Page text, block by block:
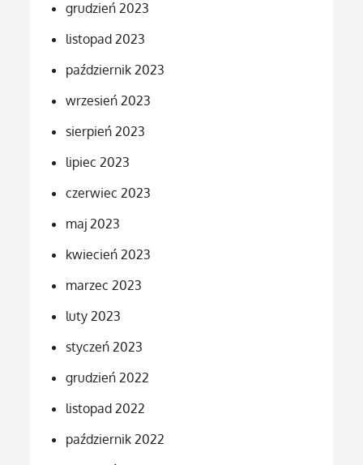
grudzień 2023
listopad 2023
październik 2023
wrzesień 2023
sierpień 2023
lipiec 2023
czerwiec 2023
maj 2023
kwiecień 2023
marzec 2023
luty 2023
styczeń 2023
grudzień 2022
listopad 2022
październik 2022